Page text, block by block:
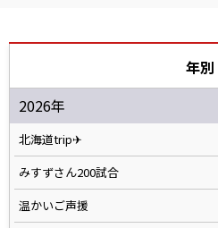
年別
2026年
北海道trip✈
みすずさん200試合
温かいご声援